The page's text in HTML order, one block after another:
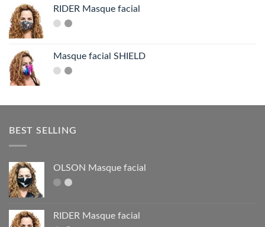
RIDER Masque facial
Masque facial SHIELD
BEST SELLING
OLSON Masque facial
RIDER Masque facial